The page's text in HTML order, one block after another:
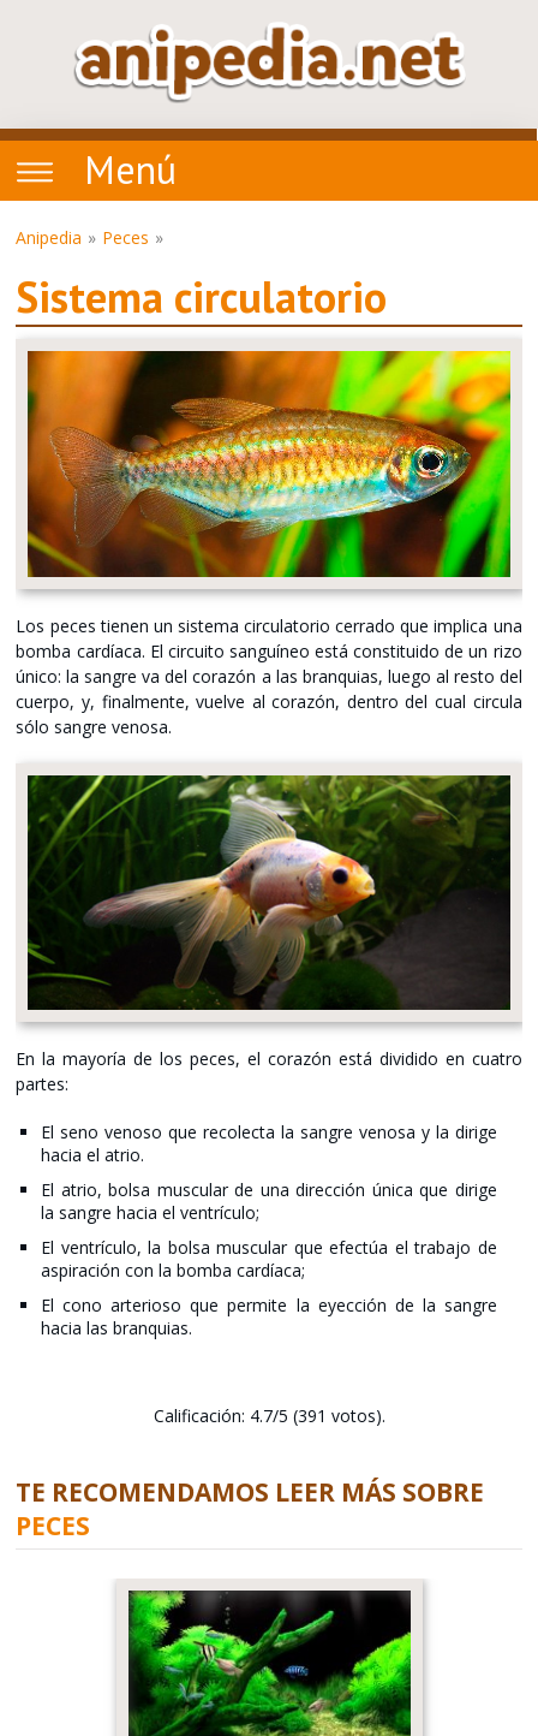
Menú
Anipedia Peces
Sistema circulatorio
Los peces tienen un sistema circulatorio cerrado que implica una
bomba cardíaca. El circuito sanguíneo está constituido de un rizo
único: la sangre va del corazón a las branquias, luego al resto del
cuerpo, y, finalmente, vuelve al corazón, dentro del cual circula
sólo sangre venosa.
En la mayoría de los peces, el corazón está dividido en cuatro
partes:
El seno venoso que recolecta la sangre venosa y la dirige
hacia el atrio.
El atrio, bolsa muscular de una dirección única que dirige
la sangre hacia el ventrículo;
El ventrículo, la bolsa muscular que efectúa el trabajo de
aspiración con la bomba cardíaca;
El cono arterioso que permite la eyección de la sangre
hacia las branquias.
Calificación: 4.7/5 (391 votos).
TE RECOMENDAMOS LEER MÁS SOBRE
PECES